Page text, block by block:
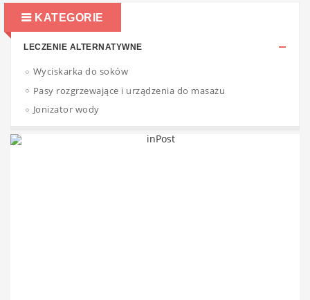
KATEGORIE
LECZENIE ALTERNATYWNE
Wyciskarka do soków
Pasy rozgrzewające i urządzenia do masażu
Jonizator wody